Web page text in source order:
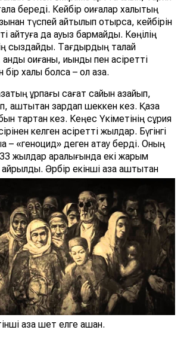
береді. Кейбір оқиғалар халықтың
түспей айтылып отырса, кейбірін
айтуға да ауыз бармайды. Көңілің
сыздайды. Тағдырдың талай
оқиғаны, қиындық пен қасіретті
халық болса – ол қазақ.
ұрпағы сағат сайын азайып,
аштықтан зардап шеккен кез. Қазақ
тартқан кез. Кеңес Үкіметінің сұрқия
келген қасіретті жылдар. Бүгінгі
– «геноцид» деген атау берді. Оның
жылдар аралығында екі жарым
айрылдық. Әрбір екінші қазақ аштықтан
қазақ шет елге қашқан.